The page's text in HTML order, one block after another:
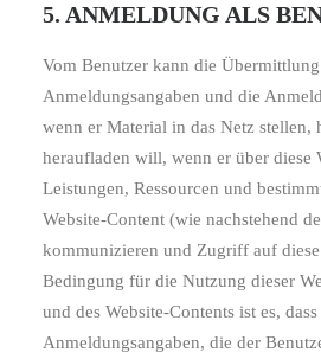
5. ANMELDUNG ALS
Vom Benutzer kann die
Anmeldungsangaben und die
wenn er Material in das Netz stellen,
heraufladen will, wenn er über diese
Leistungen, Ressourcen und
Website-Content (wie nachstehend
kommunizieren und Zugriff auf
Bedingung für die Nutzung dieser
und des Website-Contents ist es, dass
Anmeldungsangaben, die der